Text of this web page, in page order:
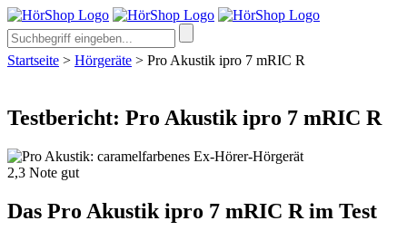
Startseite > Hörgeräte > Pro Akustik ipro 7 mRIC R
Testbericht: Pro Akustik ipro 7 mRIC R
2,3 Note gut
Das Pro Akustik ipro 7 mRIC R im Test